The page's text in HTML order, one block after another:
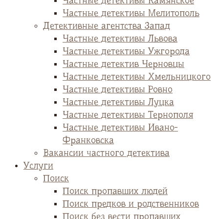
Частные детективы Мелитополь
Детективные агентства Запад
Частные детективы Львова
Частные детективы Ужгорода
Частные детектив Черновцы
Частные детективы Хмельницкого
Частные детективы Ровно
Частные детективы Луцка
Частные детективы Тернополя
Частные детективы Ивано-
Франковска
Вакансии частного детектива
Услуги
Поиск
Поиск пропавших людей
Поиск предков и родственников
Поиск без вести пропавших